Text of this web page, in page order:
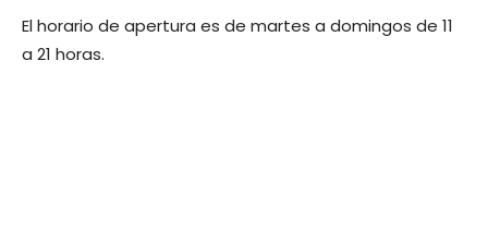
El horario de apertura es de martes a domingos de 11
a 21 horas.